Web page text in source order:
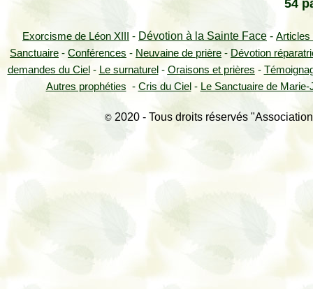
54
Exorcisme de Léon XIII - Dévotion à la Sainte Face - Articles
Sanctuaire - Conférences - Neuvaine de prière - Dévotion
demandes du Ciel - Le surnaturel - Oraisons et prières -
Autres prophéties - Cris du Ciel - Le Sanctuaire de Marie-
© 2020 - Tous droits réservés